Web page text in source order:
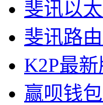
斐讯以
斐讯路
K2P最
赢呗钱